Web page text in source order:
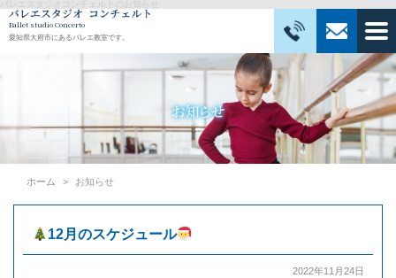
Ballet studio Concerto
愛知県大府市にあるバレエ教室です。
ホーム お知らせ
12月のスケジュール
2022年11月24日